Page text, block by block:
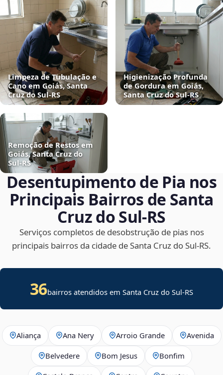
Limpeza de Tubulação e
Cano em Goiás, Santa
Cruz do Sul‑RS
Higienização Profunda
de Gordura em Goiás,
Santa Cruz do Sul‑RS
Remoção de Restos em
Goiás, Santa Cruz do
Sul‑RS
Desentupimento de Pia nos
Principais Bairros de Santa
Cruz do Sul‑RS
Serviços completos de desobstrução de pias nos
principais bairros da cidade de Santa Cruz do Sul‑RS.
36bairros atendidos em Santa Cruz do Sul-RS
Aliança Ana Nery Arroio Grande Avenida
Belvedere Bom Jesus Bonfim